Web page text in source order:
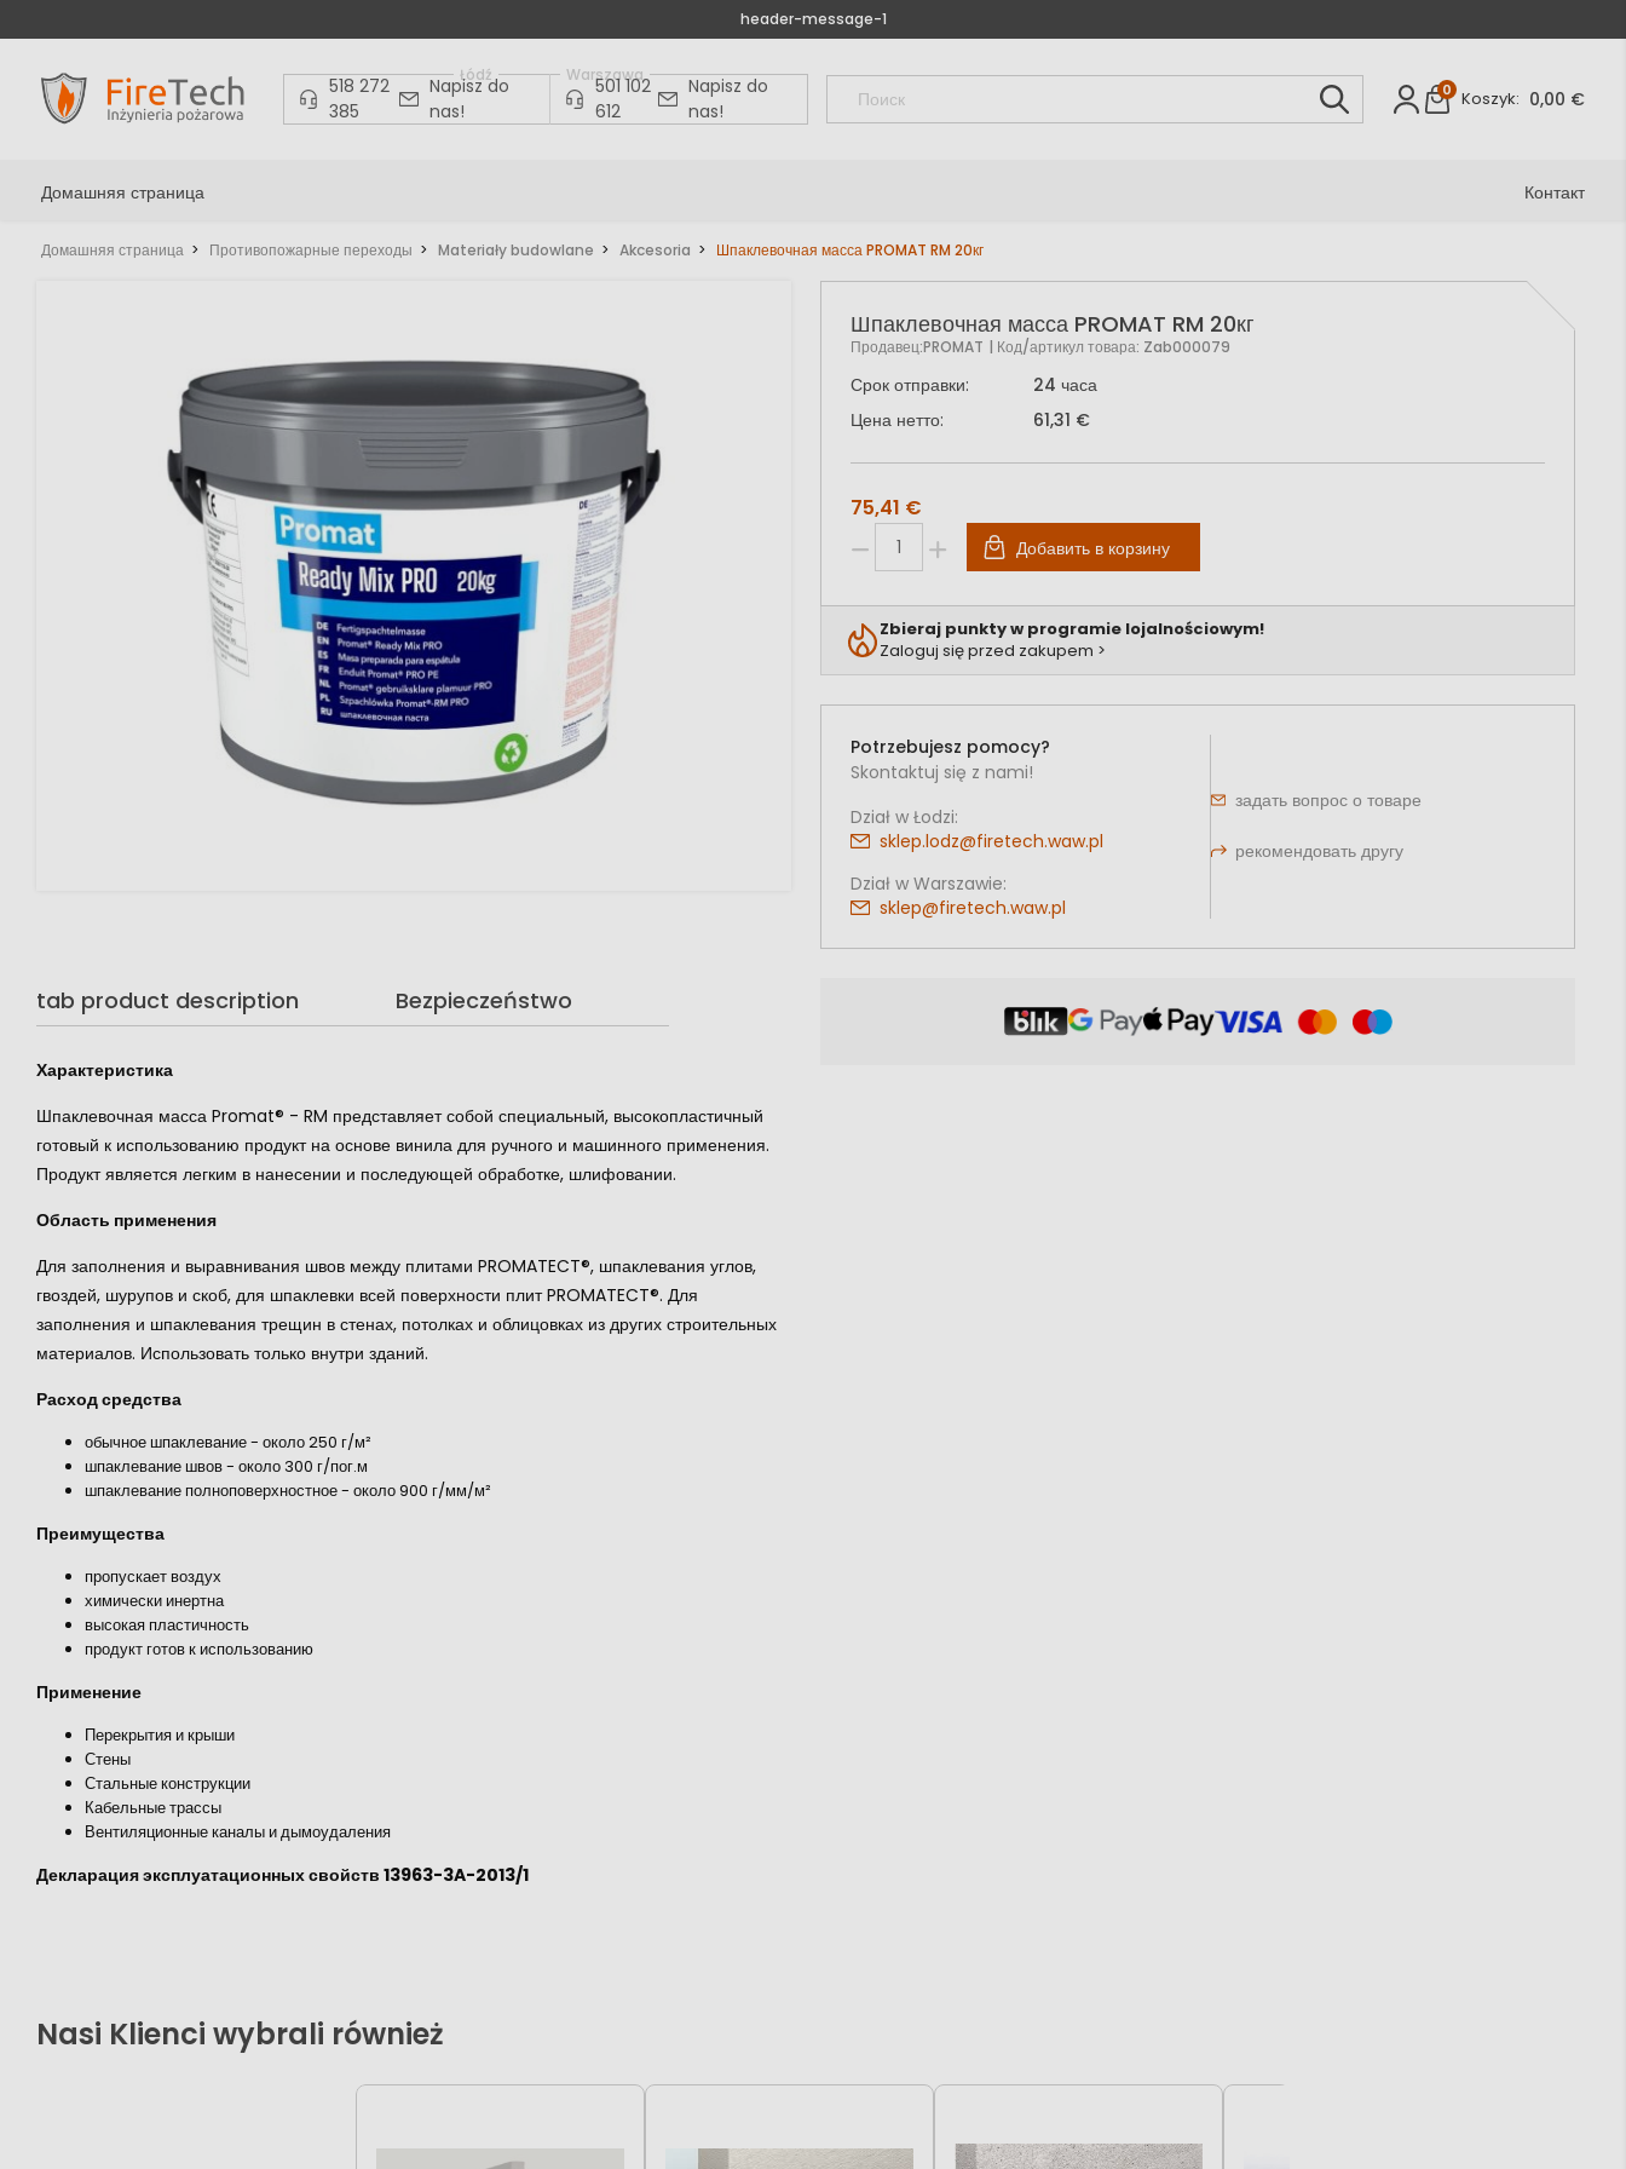
header-message-1
Łódź
518 272
385
Napisz do
nas!
Warszawa
501 102
612
Napisz do
nas!
Koszyk: 0,00 €
0
Домашняя страница Контакт
Домашняя страница Противопожарные переходы Materiały budowlane Akcesoria Шпаклевочная масса PROMAT RM 20кг
tab product description Bezpieczeństwo
Характеристика
Шпаклевочная масса Promat® - RM представляет собой специальный, высокопластичный
готовый к использованию продукт на основе винила для ручного и машинного применения.
Продукт является легким в нанесении и последующей обработке, шлифовании.
Область применения
Для заполнения и выравнивания швов между плитами PROMATECT®, шпаклевания углов,
гвоздей, шурупов и скоб, для шпаклевки всей поверхности плит PROMATECT®. Для
заполнения и шпаклевания трещин в стенах, потолках и облицовках из других строительных
материалов. Использовать только внутри зданий.
Расход средства
обычное шпаклевание - около 250 г/м²
шпаклевание швов - около 300 г/пог.м
шпаклевание полноповерхностное - около 900 г/мм/м²
Преимущества
пропускает воздух
химически инертна
высокая пластичность
продукт готов к использованию
Применение
Перекрытия и крыши
Стены
Стальные конструкции
Кабельные трассы
Вентиляционные каналы и дымоудаления
Декларация эксплуатационных свойств 13963-3A-2013/1
Шпаклевочная масса PROMAT RM 20кг
Продавец:PROMAT | Код/артикул товара: Zab000079
Срок отправки:
24 часа
Цена нетто:
61,31 €
75,41 €
Добавить в корзину
Zbieraj punkty w programie lojalnościowym!
Zaloguj się przed zakupem >
Potrzebujesz pomocy?
Skontaktuj się z nami!
Dział w Łodzi:
sklep.lodz@firetech.waw.pl
Dział w Warszawie:
sklep@firetech.waw.pl
задать вопрос о товаре
рекомендовать другу
Nasi Klienci wybrali również